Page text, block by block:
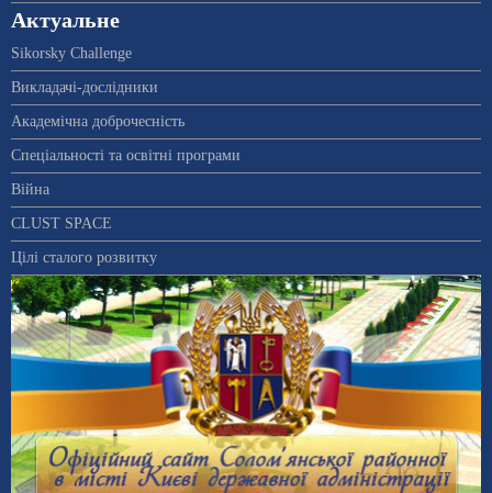
Актуальне
Sikorsky Challenge
Викладачі-дослідники
Академічна доброчесність
Спеціальності та освітні програми
Війна
CLUST SPACE
Цілі сталого розвитку